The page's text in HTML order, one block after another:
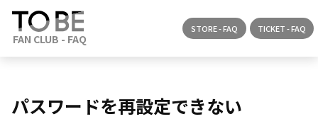
STORE - FAQ TICKET - FAQ
パスワードを再設定できない